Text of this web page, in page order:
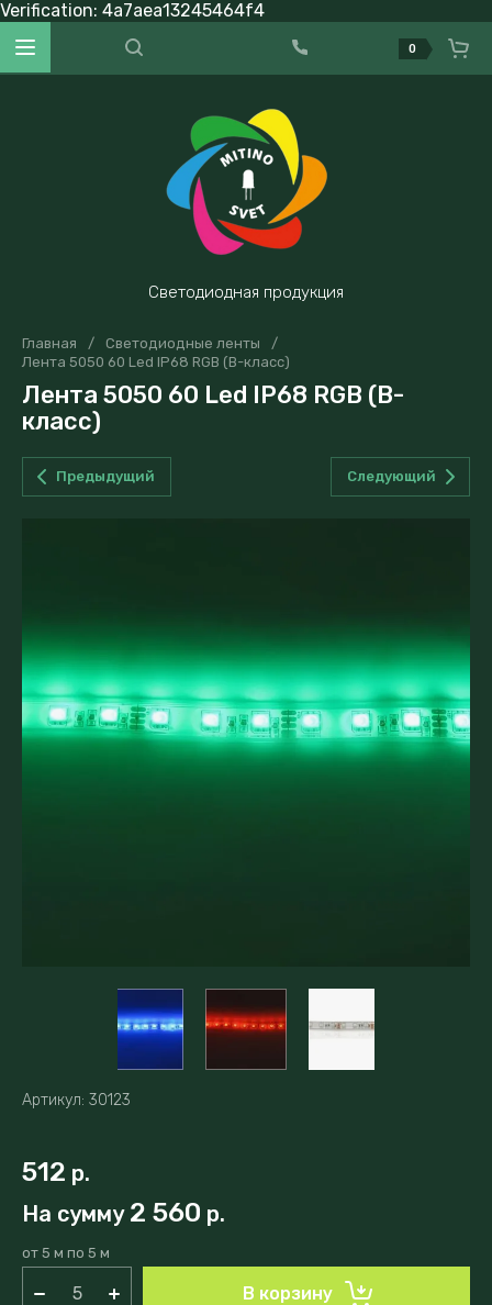
Verification: 4a7aea13245464f4
Светодиодная продукция
0
Главная / Светодиодные ленты
/
Лента 5050 60 Led IP68 RGB (В-класс)
Лента 5050 60 Led IP68 RGB (В-
класс)
Предыдущий Следующий
Артикул: 30123
512 р.
На сумму 2 560 р.
от 5 м по 5 м
В корзину